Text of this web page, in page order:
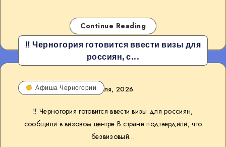
Continue Reading
‼️ Черногория готовится ввести визы для
россиян, с...
Афиша Черногории1 июля, 2026
‼️ Черногория готовится ввести визы для россиян,
сообщили в визовом центре В стране подтвердили, что
безвизовый…